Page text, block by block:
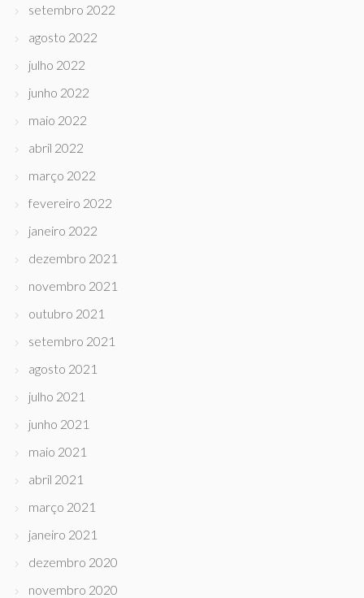
setembro 2022
agosto 2022
julho 2022
junho 2022
maio 2022
abril 2022
março 2022
fevereiro 2022
janeiro 2022
dezembro 2021
novembro 2021
outubro 2021
setembro 2021
agosto 2021
julho 2021
junho 2021
maio 2021
abril 2021
março 2021
janeiro 2021
dezembro 2020
novembro 2020